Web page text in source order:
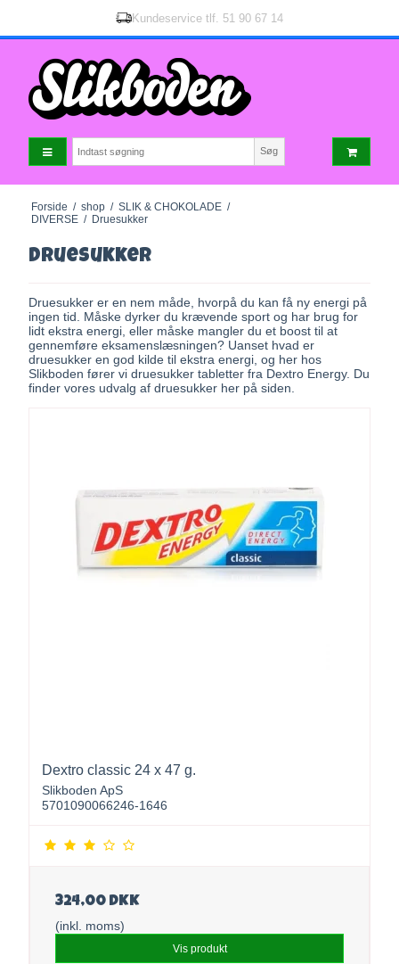
Kundeservice tlf. 51 90 67 14
Søg
Forside / shop / SLIK & CHOKOLADE /
DIVERSE / Druesukker
Druesukker
Druesukker er en nem måde, hvorpå du kan få ny energi på
ingen tid. Måske dyrker du krævende sport og har brug for
lidt ekstra energi, eller måske mangler du et boost til at
gennemføre eksamenslæsningen? Uanset hvad er
druesukker en god kilde til ekstra energi, og her hos
Slikboden fører vi druesukker tabletter fra Dextro Energy. Du
finder vores udvalg af druesukker her på siden.
Dextro classic 24 x 47 g.
Slikboden ApS
5701090066246-1646
324,00 DKK
(inkl. moms)
Vis produkt